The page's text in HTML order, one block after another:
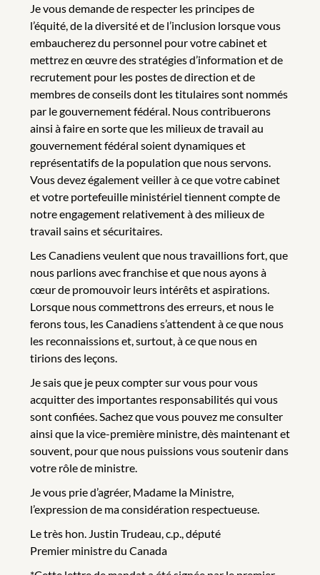
Je vous demande de respecter les principes de
l’équité, de la diversité et de l’inclusion lorsque vous
embaucherez du personnel pour votre cabinet et
mettrez en œuvre des stratégies d’information et de
recrutement pour les postes de direction et de
membres de conseils dont les titulaires sont nommés
par le gouvernement fédéral. Nous contribuerons
ainsi à faire en sorte que les milieux de travail au
gouvernement fédéral soient dynamiques et
représentatifs de la population que nous servons.
Vous devez également veiller à ce que votre cabinet
et votre portefeuille ministériel tiennent compte de
notre engagement relativement à des milieux de
travail sains et sécuritaires.
Les Canadiens veulent que nous travaillions fort, que
nous parlions avec franchise et que nous ayons à
cœur de promouvoir leurs intérêts et aspirations.
Lorsque nous commettrons des erreurs, et nous le
ferons tous, les Canadiens s’attendent à ce que nous
les reconnaissions et, surtout, à ce que nous en
tirions des leçons.
Je sais que je peux compter sur vous pour vous
acquitter des importantes responsabilités qui vous
sont confiées. Sachez que vous pouvez me consulter
ainsi que la vice-première ministre, dès maintenant et
souvent, pour que nous puissions vous soutenir dans
votre rôle de ministre.
Je vous prie d’agréer, Madame la Ministre,
l’expression de ma considération respectueuse.
Le très hon. Justin Trudeau, c.p., député
Premier ministre du Canada